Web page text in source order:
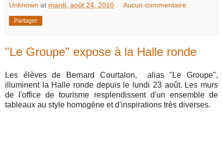
Unknown at mardi, août 24, 2010 Aucun commentaire:
Partager
"Le Groupe" expose à la Halle ronde
Les élèves de Bernard Courtalon, alias "Le Groupe",
illuminent la Halle ronde depuis le lundi 23 août. Les murs
de l'office de tourisme resplendissent d'un ensemble de
tableaux au style homogène et d'inspirations très diverses.